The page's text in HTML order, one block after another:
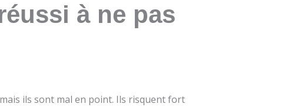
à ne pas
ils sont mal en point. Ils risquent fort